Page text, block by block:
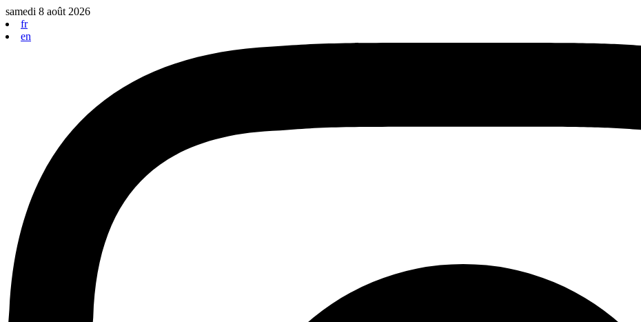
Aller
au
contenu
samedi 8 août 2026
fr
en